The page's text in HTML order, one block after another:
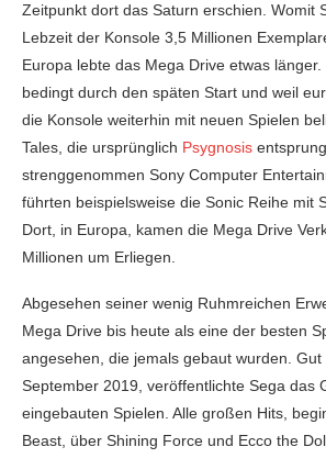
Zeitpunkt dort das Saturn erschien. Womit
Lebzeit der Konsole 3,5 Millionen
Europa lebte das Mega Drive etwas länger.
bedingt durch den späten Start und weil
die Konsole weiterhin mit neuen Spielen
Tales, die ursprünglich Psygnosis
strenggenommen Sony Computer
führten beispielsweise die Sonic Reihe mit
Dort, in Europa, kamen die Mega Drive
Millionen um Erliegen.
Abgesehen seiner wenig Ruhmreichen
Mega Drive bis heute als eine der besten
angesehen, die jemals gebaut wurden.
September 2019, veröffentlichte Sega das
eingebauten Spielen. Alle großen Hits,
Beast, über Shining Force und Ecco the